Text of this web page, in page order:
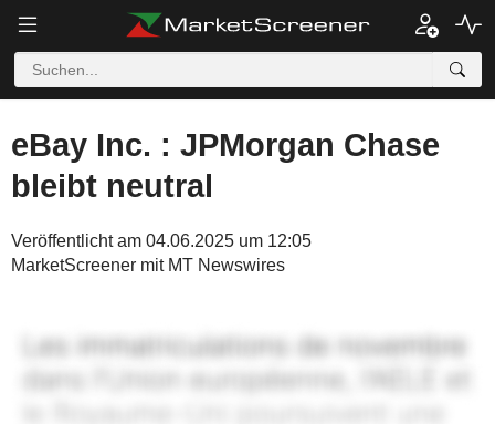
eBay Inc. : JPMorgan Chase
bleibt neutral
Veröffentlicht am 04.06.2025 um 12:05
MarketScreener mit MT Newswires